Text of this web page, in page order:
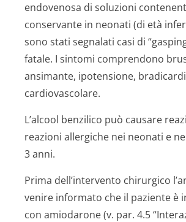
endovenosa di soluzioni
conservante in neonati (di età
sono stati segnalati casi di
fatale. I sintomi comprendono
ansimante, ipotensione,
cardiovascolare.
L’alcool benzilico può causare
reazioni allergiche nei neonati e
3 anni.
Prima dell’intervento chirurgico
venire informato che il paziente è
con amiodarone (v. par. 4.5